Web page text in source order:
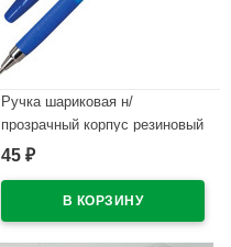
Ручка шариковая н/
прозрачный корпус резиновый
упор (BEIFA) ОФИС
антискользящая синяя
(Ст.12/144)
45 ₽